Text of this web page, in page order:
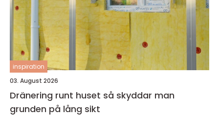
inspiration
03. August 2026
Dränering runt huset så skyddar man
grunden på lång sikt